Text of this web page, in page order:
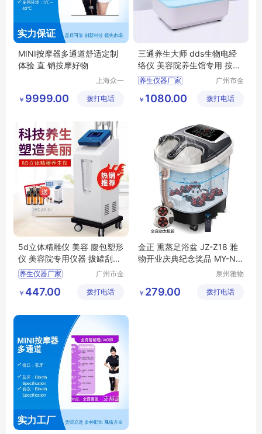
MINI按摩器多通道舒适定制
体验 直 销按摩好物
上海众一
有限公司
￥ 9999.00 拨打电话
三通养生大师 dds生物电经
络仪 美容院养生馆专用 按摩
理疗仪 疏通仪
养生仪器厂家
美容院专用
广州市金
美体设备
￥ 1080.00 拨打电话
5d立体精雕仪 美容 腹包塑形
仪 美容院专用仪器 拔罐刮痧
养生仪器厂家
养生仪器厂家
广州市金
美体设备
￥ 447.00 拨打电话
金正 熏蒸足浴盆 JZ-Z18 雅
物开业庆典纪念奖品 MY-NM
泉州雅物
公司
￥ 279.00 拨打电话